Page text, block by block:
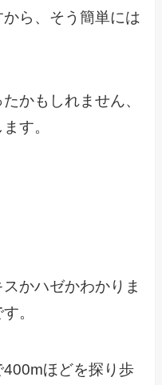
ら、そう簡単には
かもしれません、
す。
かハゼかわかりま
。
ほどを探り歩